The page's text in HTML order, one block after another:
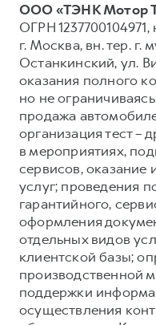
ООО «ТЭНК Мотор
ОГРН
г. Москва, вн. тер. г.
Останкинский, ул.
оказания полного
но не
продажа
организация тест –
в мероприятиях,
сервисов, оказание
услуг; проведения
гарантийного,
оформления
отдельных видов
клиентской базы;
производственной
поддержки
осуществления